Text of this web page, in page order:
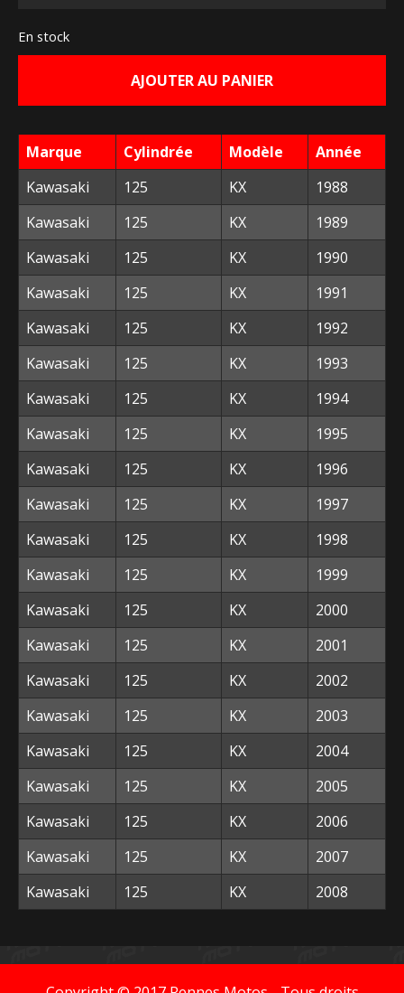
initial
était :
10,50 €.
actuel
est :
5,00 €.
En stock
AJOUTER AU PANIER
Marque Cylindrée Modèle
Année
Kawasaki
125 KX
1988
Kawasaki
125 KX
1989
Kawasaki
125 KX
1990
Kawasaki
125 KX
1991
Kawasaki
125 KX
1992
Kawasaki
125 KX
1993
Kawasaki
125 KX
1994
Kawasaki
125 KX
1995
Kawasaki
125 KX
1996
Kawasaki
125 KX
1997
Kawasaki
125 KX
1998
Kawasaki
125 KX
1999
Kawasaki
125 KX
2000
Kawasaki
125 KX
2001
Kawasaki
125 KX
2002
Kawasaki
125 KX
2003
Kawasaki
125 KX
2004
Kawasaki
125 KX
2005
Kawasaki
125 KX
2006
Kawasaki
125 KX
2007
Kawasaki
125 KX 2008